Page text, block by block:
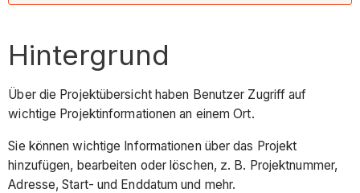
Hintergrund
Über die Projektübersicht haben Benutzer Zugriff auf
wichtige Projektinformationen an einem Ort.
Sie können wichtige Informationen über das Projekt
hinzufügen, bearbeiten oder löschen, z. B. Projektnummer,
Adresse, Start- und Enddatum und mehr.